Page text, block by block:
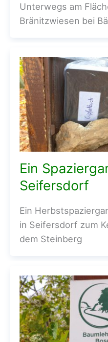
Unterwegs am
Bränitzwiesen bei
Ein
Seifersdorf
Ein
in Seifersdorf zum
dem Steinberg